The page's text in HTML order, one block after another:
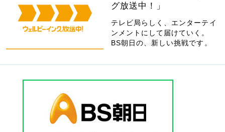
グ放送中！」
テレビ局らしく、エンターテイ
ンメントにして届けていく。
BS朝日の、新しい挑戦です。